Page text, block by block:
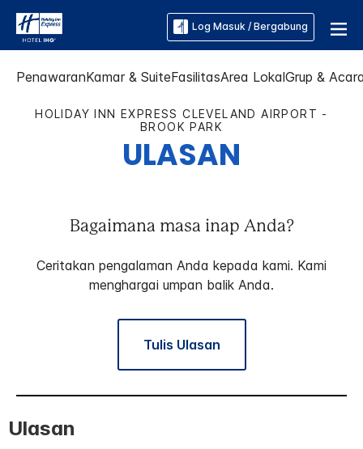
Log Masuk / Bergabung
PenawaranKamar & SuiteFasilitasArea LokalGrup &
HOLIDAY INN EXPRESS CLEVELAND AIRPORT -
BROOK PARK
ULASAN
Bagaimana masa inap Anda?
Ceritakan pengalaman Anda kepada kami. Kami
menghargai umpan balik Anda.
Tulis Ulasan